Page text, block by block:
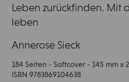
Leben zurückfinden. Mit
leben
Annerose Sieck
184 Seiten - Softcover - 145 mm x
ISBN 9783869104638